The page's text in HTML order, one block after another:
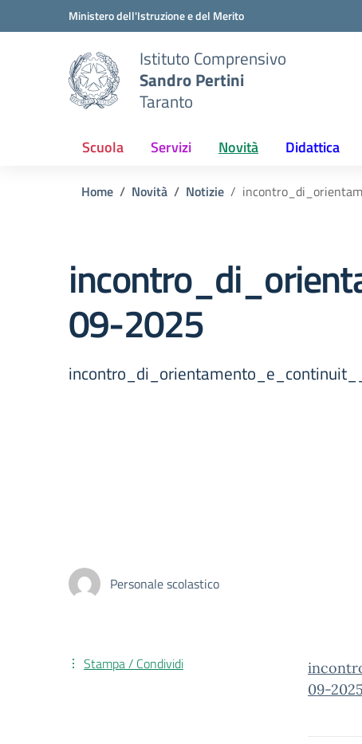
Vai ai contenuti
Vai al menu di navigazioneMinistero dell'Istruzione e del Merito
Istituto Comprensivo
Sandro Pertini
Taranto
Scuola Servizi Novità Didattica
Home Novità Notizie
09-2025
Personale scolastico
09-2025
Stampa / Condividi